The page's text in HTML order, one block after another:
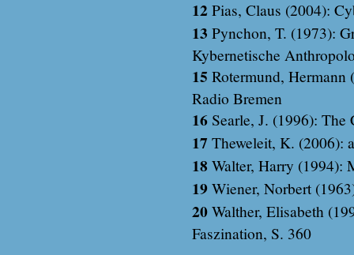
12Pias, Claus (2004):
13 Pynchon, T. (1973):
Kybernetische
15 Rotermund, Hermann
Radio Bremen
16Searle, J. (1996):
17 Theweleit, K. (2006):
18 Walter, Harry (1994):
19Wiener, Norbert
20Walther, Elisabeth
Faszination, S. 360